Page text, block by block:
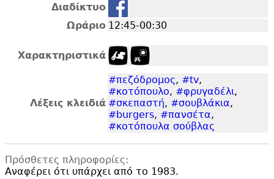
Διαδίκτυο
Ωράριο 12:45-00:30
Χαρακτηριστικά
Λέξεις κλειδιά
#πεζόδρομος, #tv,
#κοτόπουλο, #φρυγαδέλι,
#σκεπαστή, #σουβλάκια,
#burgers, #πανσέτα,
#κοτόπουλα σούβλας
Πρόσθετες πληροφορίες:
Αναφέρει ότι υπάρχει από το 1983.